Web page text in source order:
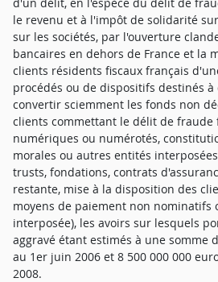
le revenu et à l'impôt de solidarité
sur les sociétés, par l'ouverture
bancaires en dehors de France et la
clients résidents fiscaux français
procédés ou de dispositifs destinés
convertir sciemment les fonds non
clients commettant le délit de fraude
numériques ou numérotés,
morales ou autres entités
trusts, fondations, contrats
restante, mise à la disposition des
moyens de paiement non nominatifs
interposée), les avoirs sur lesquels
aggravé étant estimés à une somme
au 1er juin 2006 et 8 500 000 000
2008.